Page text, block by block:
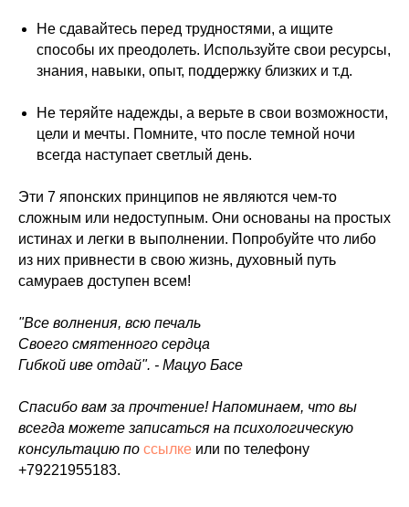
Не сдавайтесь перед трудностями, а ищите
способы их преодолеть. Используйте свои ресурсы,
знания, навыки, опыт, поддержку близких и т.д.
Не теряйте надежды, а верьте в свои возможности,
цели и мечты. Помните, что после темной ночи
всегда наступает светлый день.
Эти 7 японских принципов не являются чем-то
сложным или недоступным. Они основаны на простых
истинах и легки в выполнении. Попробуйте что либо
из них привнести в свою жизнь, духовный путь
самураев доступен всем!
"Все волнения, всю печаль
Своего смятенного сердца
Гибкой иве отдай". - Мацуо Басе
Спасибо вам за прочтение! Напоминаем, что вы
всегда можете записаться на психологическую
консультацию по ссылке или по телефону
+79221955183.